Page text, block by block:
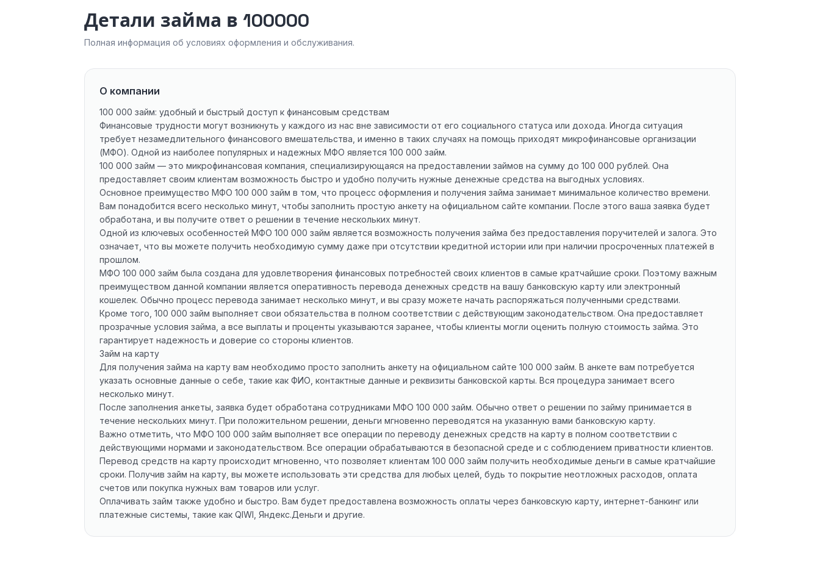
Детали займа в 100000
Полная информация об условиях оформления и обслуживания.
О компании
100 000 займ: удобный и быстрый доступ к финансовым средствам
Финансовые трудности могут возникнуть у каждого из нас вне зависимости от его социального статуса или дохода. Иногда ситуация
требует незамедлительного финансового вмешательства, и именно в таких случаях на помощь приходят микрофинансовые организации
(МФО). Одной из наиболее популярных и надежных МФО является 100 000 займ.
100 000 займ — это микрофинансовая компания, специализирующаяся на предоставлении займов на сумму до 100 000 рублей. Она
предоставляет своим клиентам возможность быстро и удобно получить нужные денежные средства на выгодных условиях.
Основное преимущество МФО 100 000 займ в том, что процесс оформления и получения займа занимает минимальное количество времени.
Вам понадобится всего несколько минут, чтобы заполнить простую анкету на официальном сайте компании. После этого ваша заявка будет
обработана, и вы получите ответ о решении в течение нескольких минут.
Одной из ключевых особенностей МФО 100 000 займ является возможность получения займа без предоставления поручителей и залога. Это
означает, что вы можете получить необходимую сумму даже при отсутствии кредитной истории или при наличии просроченных платежей в
прошлом.
МФО 100 000 займ была создана для удовлетворения финансовых потребностей своих клиентов в самые кратчайшие сроки. Поэтому важным
преимуществом данной компании является оперативность перевода денежных средств на вашу банковскую карту или электронный
кошелек. Обычно процесс перевода занимает несколько минут, и вы сразу можете начать распоряжаться полученными средствами.
Кроме того, 100 000 займ выполняет свои обязательства в полном соответствии с действующим законодательством. Она предоставляет
прозрачные условия займа, а все выплаты и проценты указываются заранее, чтобы клиенты могли оценить полную стоимость займа. Это
гарантирует надежность и доверие со стороны клиентов.
Займ на карту
Для получения займа на карту вам необходимо просто заполнить анкету на официальном сайте 100 000 займ. В анкете вам потребуется
указать основные данные о себе, такие как ФИО, контактные данные и реквизиты банковской карты. Вся процедура занимает всего
несколько минут.
После заполнения анкеты, заявка будет обработана сотрудниками МФО 100 000 займ. Обычно ответ о решении по займу принимается в
течение нескольких минут. При положительном решении, деньги мгновенно переводятся на указанную вами банковскую карту.
Важно отметить, что МФО 100 000 займ выполняет все операции по переводу денежных средств на карту в полном соответствии с
действующими нормами и законодательством. Все операции обрабатываются в безопасной среде и с соблюдением приватности клиентов.
Перевод средств на карту происходит мгновенно, что позволяет клиентам 100 000 займ получить необходимые деньги в самые кратчайшие
сроки. Получив займ на карту, вы можете использовать эти средства для любых целей, будь то покрытие неотложных расходов, оплата
счетов или покупка нужных вам товаров или услуг.
Оплачивать займ также удобно и быстро. Вам будет предоставлена возможность оплаты через банковскую карту, интернет-банкинг или
платежные системы, такие как QIWI, Яндекс.Деньги и другие.